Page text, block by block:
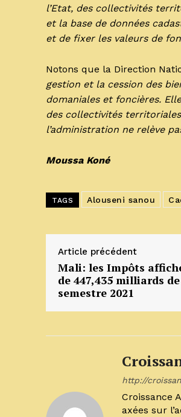
l’Etat, des collectivités
et la base de données
et de fixer les valeurs de
Notons que la Direction
gestion et la cession des
domaniales et foncières.
des collectivités
l’administration ne relève
Moussa Koné
TAGS Alouseni sanou
Article précédent
Mali: les Impôts
de 447,435 milliards
semestre 2021
http://
Croissance
axées sur